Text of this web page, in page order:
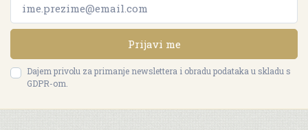
Prijavi me
Dajem privolu za primanje newslettera i obradu podataka u skladu s
GDPR-om.